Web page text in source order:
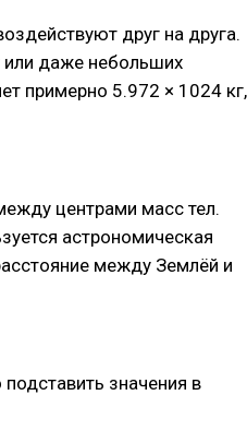
друг на друга.
даже небольших
примерно 5.972 × 1024 кг,
центрами масс тел.
астрономическая
между Землёй и
значения в